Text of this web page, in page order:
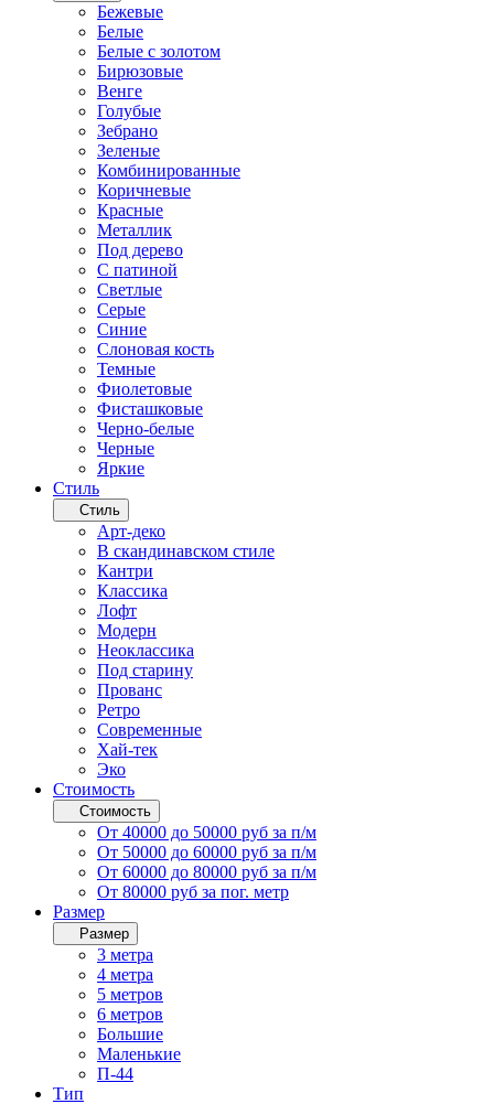
Бежевые
Белые
Белые с золотом
Бирюзовые
Венге
Голубые
Зебрано
Зеленые
Комбинированные
Коричневые
Красные
Металлик
Под дерево
С патиной
Светлые
Серые
Синие
Слоновая кость
Темные
Фиолетовые
Фисташковые
Черно-белые
Черные
Яркие
Стиль
Стиль
Арт-деко
В скандинавском стиле
Кантри
Классика
Лофт
Модерн
Неоклассика
Под старину
Прованс
Ретро
Современные
Хай-тек
Эко
Стоимость
Стоимость
От 40000 до 50000 руб за п/м
От 50000 до 60000 руб за п/м
От 60000 до 80000 руб за п/м
От 80000 руб за пог. метр
Размер
Размер
3 метра
4 метра
5 метров
6 метров
Большие
Маленькие
П-44
Тип